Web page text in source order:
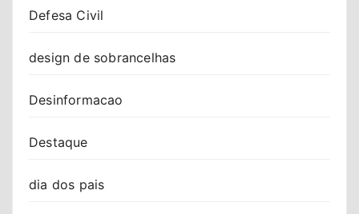
Defesa Civil
design de sobrancelhas
Desinformacao
Destaque
dia dos pais